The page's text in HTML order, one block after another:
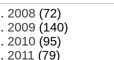
. 2008 (72)
. 2009 (140)
. 2010 (95)
. 2011 (79)